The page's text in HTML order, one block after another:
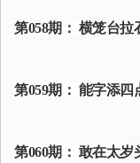
第058期： 横笼台拉
第059期： 能字添四
第060期： 敢在太岁